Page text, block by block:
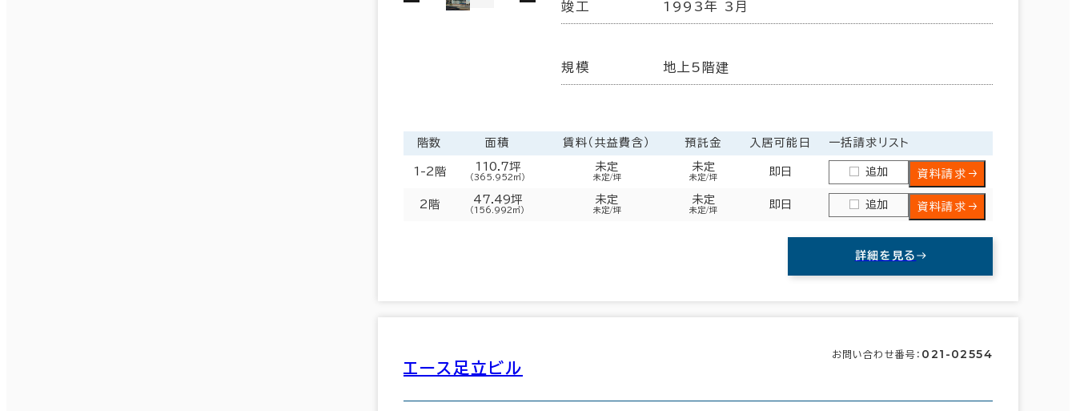
竣工 1993年 3月
規模 地上5階建
階数 面積 賃料（共益費含） 預託金 入居可能日 一括請求リスト
1-2階 110.7坪
（365.952㎡）
未定
未定/坪
未定
未定/坪 即日 追加 資料請求
2階 47.49坪
（156.992㎡）
未定
未定/坪
未定
未定/坪 即日 追加 資料請求
詳細を見る
エース足立ビル
お問い合わせ番号： 021-02554